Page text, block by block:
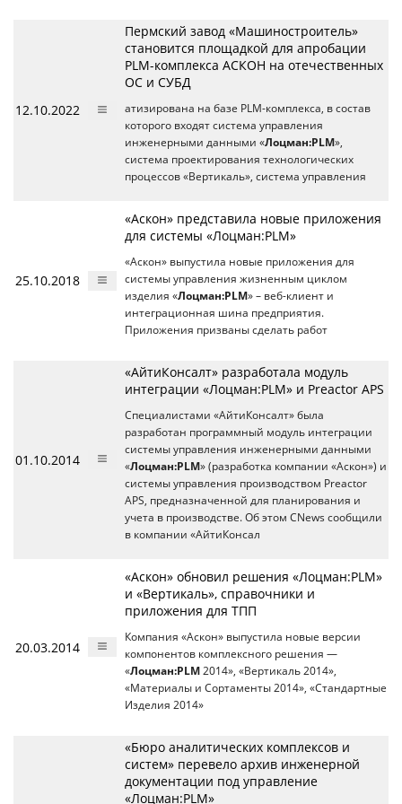
12.10.2022
Пермский завод «Машиностроитель»
становится площадкой для апробации
PLM-комплекса АСКОН на отечественных
ОС и СУБД
атизирована на базе PLM-комплекса, в состав
которого входят система управления
инженерными данными «Лоцман:PLM»,
система проектирования технологических
процессов «Вертикаль», система управления
25.10.2018
«Аскон» представила новые приложения
для системы «Лоцман:PLM»
«Аскон» выпустила новые приложения для
системы управления жизненным циклом
изделия «Лоцман:PLM» – веб-клиент и
интеграционная шина предприятия.
Приложения призваны сделать работ
01.10.2014
«АйтиКонсалт» разработала модуль
интеграции «Лоцман:PLM» и Preactor APS
Специалистами «АйтиКонсалт» была
разработан программный модуль интеграции
системы управления инженерными данными
«Лоцман:PLM» (разработка компании «Аскон») и
системы управления производством Preactor
APS, предназначенной для планирования и
учета в производстве. Об этом CNews сообщили
в компании «АйтиКонсал
20.03.2014
«Аскон» обновил решения «Лоцман:PLM»
и «Вертикаль», справочники и
приложения для ТПП
Компания «Аскон» выпустила новые версии
компонентов комплексного решения —
«Лоцман:PLM 2014», «Вертикаль 2014»,
«Материалы и Сортаменты 2014», «Стандартные
Изделия 2014»
«Бюро аналитических комплексов и
систем» перевело архив инженерной
документации под управление
«Лоцман:PLM»